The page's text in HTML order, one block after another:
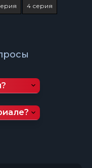
4 серия